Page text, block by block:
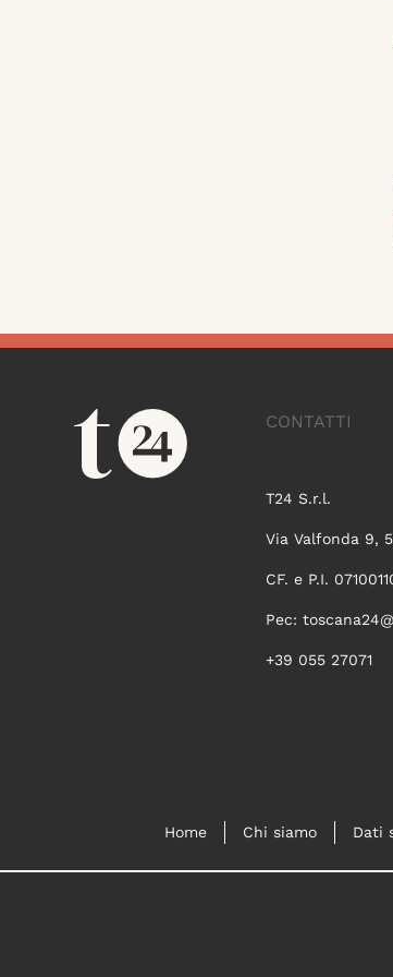
CONTATTI
T24 S.r.l.
Via Valfonda 9,
CF. e P.I.
Pec:
+39 055 27071
Home Chi siamo Dati